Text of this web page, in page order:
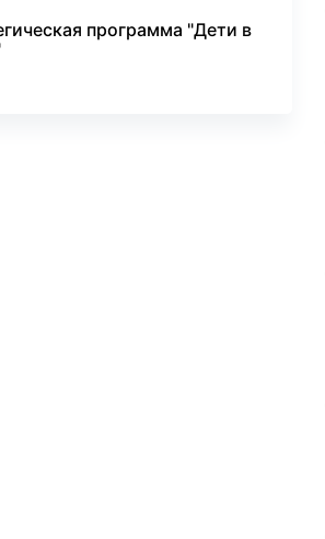
программа "Дети в